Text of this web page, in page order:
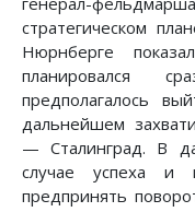
стратегическом
Нюрнберге
планировался
предполагалось
дальнейшем
— Сталинград. В
случае успеха
предпринять